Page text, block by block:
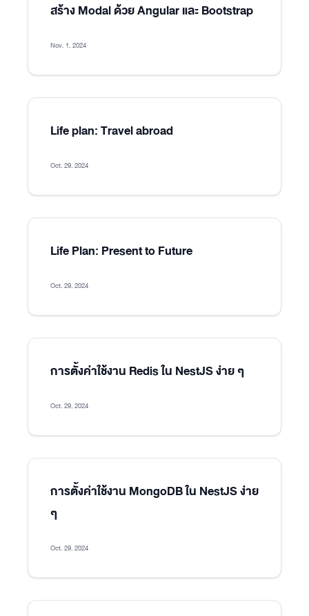
สร้าง Modal ด้วย Angular และ Bootstrap
Nov. 1, 2024
Life plan: Travel abroad
Oct. 29, 2024
Life Plan: Present to Future
Oct. 29, 2024
การตั้งค่าใช้งาน Redis ใน NestJS ง่าย ๆ
Oct. 29, 2024
การตั้งค่าใช้งาน MongoDB ใน NestJS ง่าย
ๆ
Oct. 29, 2024